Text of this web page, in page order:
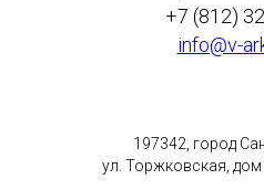
+7 (812)
info@v-
197342, город
ул. Торжковская,